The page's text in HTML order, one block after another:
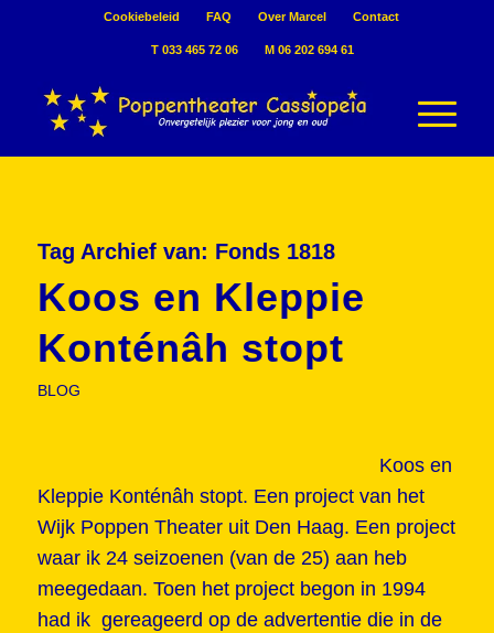
Cookiebeleid FAQ Over Marcel Contact
T 033 465 72 06 M 06 202 694 61
Tag Archief van: Fonds 1818
Koos en Kleppie
Konténâh stopt
BLOG
Koos en
Kleppie Konténâh stopt. Een project van het
Wijk Poppen Theater uit Den Haag. Een project
waar ik 24 seizoenen (van de 25) aan heb
meegedaan. Toen het project begon in 1994
had ik gereageerd op de advertentie die in de